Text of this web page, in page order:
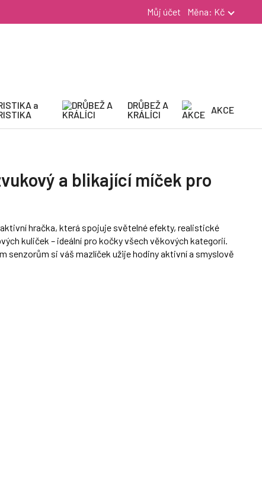
Můj účet Měna: Kč
a
DRŮBEŽ A
KRÁLÍCI
AKCE
a blikající míček pro
hračka, která spojuje světelné efekty, realistické
kuliček – ideální pro kočky všech věkových kategorií.
senzorům si váš mazlíček užije hodiny aktivní a smyslově